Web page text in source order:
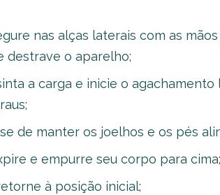
nas alças laterais com as
destrave o aparelho;
a carga e inicie o
de manter os joelhos e os pés
e empurre seu corpo para cima;
à posição inicial;